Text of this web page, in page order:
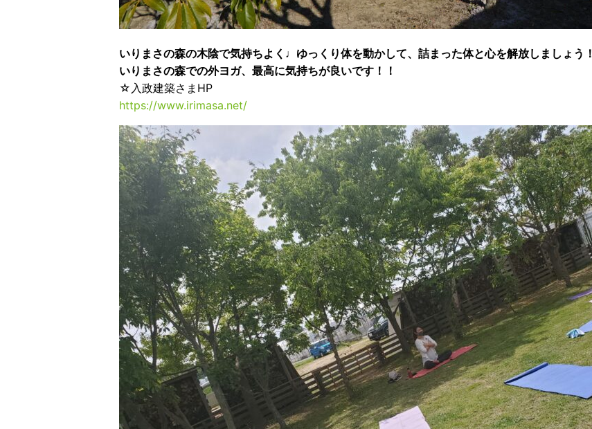
いりまさの森の木陰で気持ちよく♩ゆっくり体を動かして、詰まった体と心を解放しましょう！
いりまさの森での外ヨガ、最高に気持ちが良いです！！
☆入政建築さまHP
https://www.irimasa.net/